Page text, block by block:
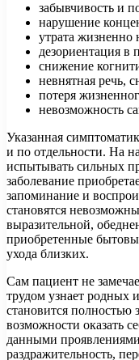
забывчивость и
нарушение
утрата жизненно
дезориентация в
снижение
невнятная речь,
потеря
невозможность
Указанная
и по отдельности. На
испытывать сильных
заболевание
запоминание и
становятся
выразительной,
приобретенные
ухода близких.
Сам пациент не
трудом узнает родных
становится
возможности оказать
данными проявлениями
раздражительность,